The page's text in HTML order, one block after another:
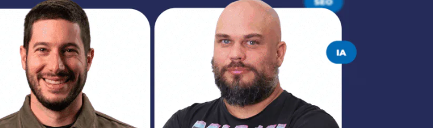
Découvrez comment CyberCité accompagne
Les Menuires dans une stratégie digitale